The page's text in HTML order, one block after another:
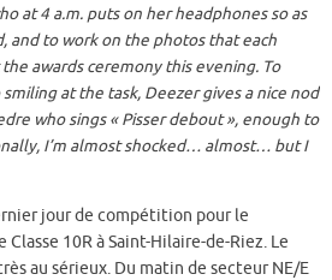
at 4 a.m. puts on her headphones so as
and to work on the photos that each
awards ceremony this evening. To
at the task, Deezer gives a nice nod
who sings « Pisser debout », enough to
I’m almost shocked… almost… but I
jour de compétition pour le
10R à Saint-Hilaire-de-Riez. Le
au sérieux. Du matin de secteur NE/E